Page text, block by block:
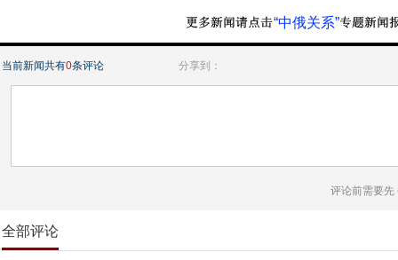
“中俄关系”
当前新闻共有0条评论 分享到：
评论前需要先
全部评论